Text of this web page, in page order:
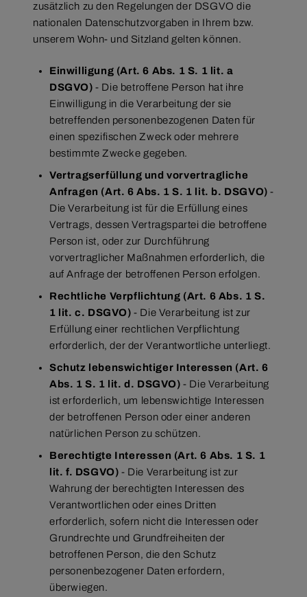
zusätzlich zu den Regelungen der DSGVO die
nationalen Datenschutzvorgaben in Ihrem bzw.
unserem Wohn- und Sitzland gelten können.
Einwilligung (Art. 6 Abs. 1 S. 1 lit. a
DSGVO) - Die betroffene Person hat ihre
Einwilligung in die Verarbeitung der sie
betreffenden personenbezogenen Daten für
einen spezifischen Zweck oder mehrere
bestimmte Zwecke gegeben.
Vertragserfüllung und vorvertragliche
Anfragen (Art. 6 Abs. 1 S. 1 lit. b. DSGVO) -
Die Verarbeitung ist für die Erfüllung eines
Vertrags, dessen Vertragspartei die betroffene
Person ist, oder zur Durchführung
vorvertraglicher Maßnahmen erforderlich, die
auf Anfrage der betroffenen Person erfolgen.
Rechtliche Verpflichtung (Art. 6 Abs. 1 S.
1 lit. c. DSGVO) - Die Verarbeitung ist zur
Erfüllung einer rechtlichen Verpflichtung
erforderlich, der der Verantwortliche unterliegt.
Schutz lebenswichtiger Interessen (Art. 6
Abs. 1 S. 1 lit. d. DSGVO) - Die Verarbeitung
ist erforderlich, um lebenswichtige Interessen
der betroffenen Person oder einer anderen
natürlichen Person zu schützen.
Berechtigte Interessen (Art. 6 Abs. 1 S. 1
lit. f. DSGVO) - Die Verarbeitung ist zur
Wahrung der berechtigten Interessen des
Verantwortlichen oder eines Dritten
erforderlich, sofern nicht die Interessen oder
Grundrechte und Grundfreiheiten der
betroffenen Person, die den Schutz
personenbezogener Daten erfordern,
überwiegen.